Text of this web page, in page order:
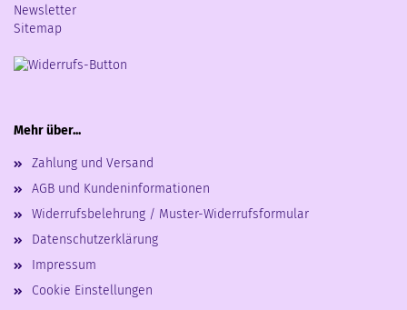
Newsletter
Sitemap
Mehr über...
Zahlung und Versand
AGB und Kundeninformationen
Widerrufsbelehrung / Muster-Widerrufsformular
Datenschutzerklärung
Impressum
Cookie Einstellungen